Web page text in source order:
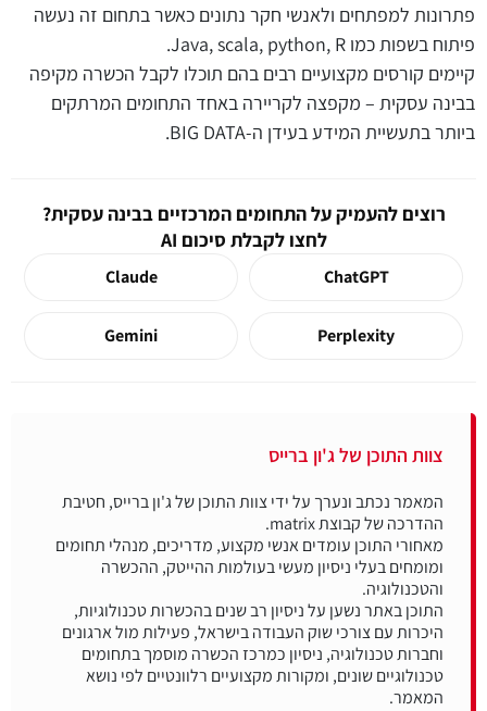
פתרונות למפתחים ולאנשי חקר נתונים כאשר בתחום זה נעשה
פיתוח בשפות כמו Java, scala, python, R.
קיימים קורסים מקצועיים רבים בהם תוכלו לקבל הכשרה מקיפה
בבינה עסקית – מקפצה לקריירה באחד התחומים המרתקים
ביותר בתעשיית המידע בעידן ה-BIG DATA.
רוצים להעמיק על התחומים המרכזיים בבינה עסקית?
לחצו לקבלת סיכום AI
ChatGPT
Claude
Perplexity
Gemini
צוות התוכן של ג'ון ברייס
המאמר נכתב ונערך על ידי צוות התוכן של ג'ון ברייס, חטיבת
מאחורי התוכן עומדים אנשי מקצוע, מדריכים, מנהלי תחומים
ומומחים בעלי ניסיון מעשי בעולמות ההייטק, ההכשרה
התוכן באתר נשען על ניסיון רב שנים בהכשרות טכנולוגיות,
היכרות עם צורכי שוק העבודה בישראל, פעילות מול ארגונים
וחברות טכנולוגיה, ניסיון כמרכז הכשרה מוסמך בתחומים
טכנולוגיים שונים, ומקורות מקצועיים רלוונטיים לפי נושא
המאמר.